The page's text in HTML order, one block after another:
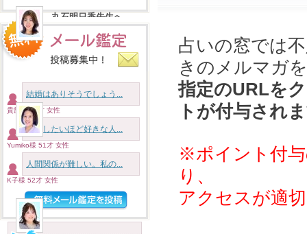
丸石明日香先生へ
2026/08/06
ありがとうございます 10分の鑑定
ですが濃ゆいです！！！ 私に...
アイナ先生へ
2026/08/06
今日は、初めましてで、zoomでみ
投稿者：SHIORI…
神星ネコ先生へ
2026/08/06
結婚はありそうでしょう...
貴族様 46才 女性
結婚したいほど好きな人...
Yumiko様 51才 女性
人間関係が難しい。私の...
K子様 52才 女性
占いの窓では
きのメルマガ
指定のURLを
トが付与され
※ポイント付
り、
アクセスが適